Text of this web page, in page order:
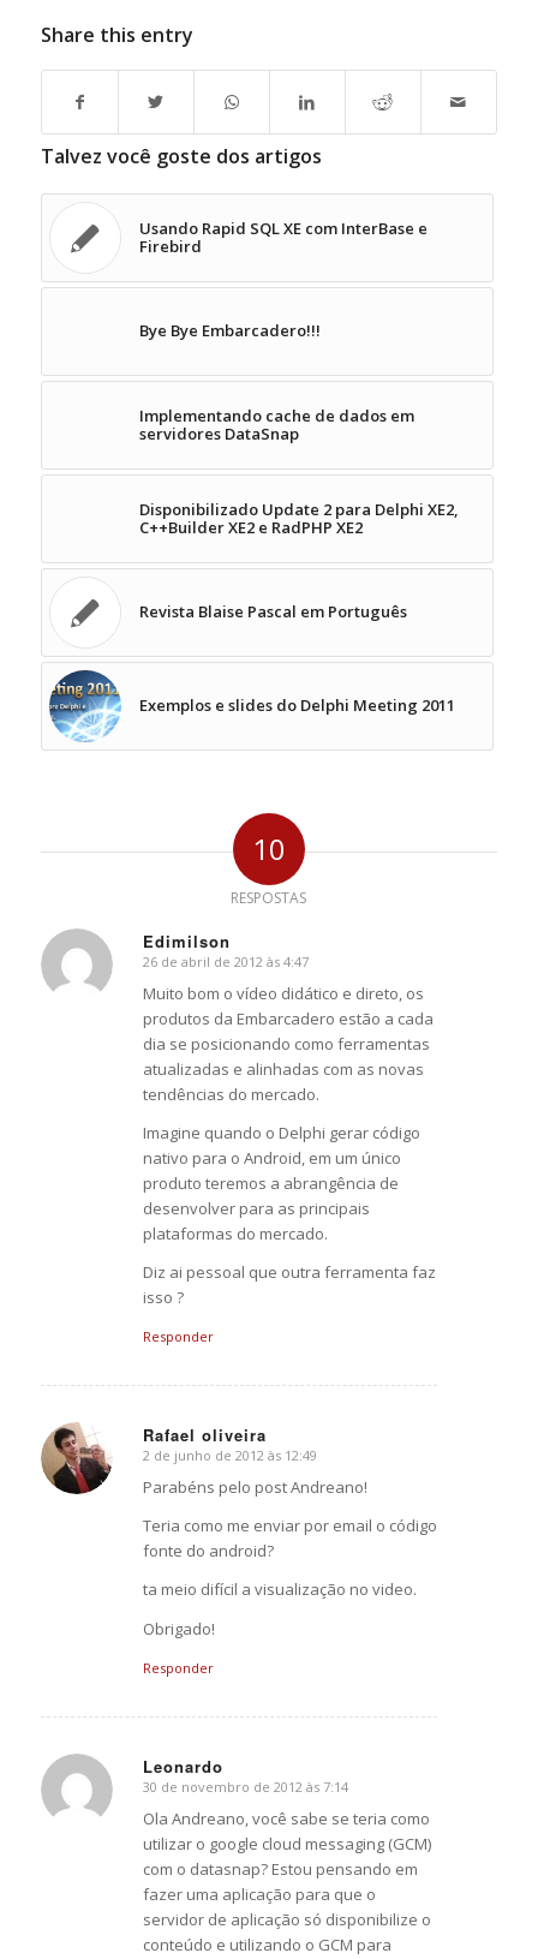
Share this entry
Talvez você goste dos artigos
Usando Rapid SQL XE com InterBase e
Firebird
Bye Bye Embarcadero!!!
Implementando cache de dados em
servidores DataSnap
Disponibilizado Update 2 para Delphi XE2,
C++Builder XE2 e RadPHP XE2
Revista Blaise Pascal em Português
Exemplos e slides do Delphi Meeting 2011
10
RESPOSTAS
Edimilson
says:
26 de abril de 2012 às 4:47
Muito bom o vídeo didático e direto, os
produtos da Embarcadero estão a cada
dia se posicionando como ferramentas
atualizadas e alinhadas com as novas
tendências do mercado.
Imagine quando o Delphi gerar código
nativo para o Android, em um único
produto teremos a abrangência de
desenvolver para as principais
plataformas do mercado.
Diz ai pessoal que outra ferramenta faz
isso ?
Responder
Rafael oliveira
says:
2 de junho de 2012 às 12:49
Parabéns pelo post Andreano!
Teria como me enviar por email o código
fonte do android?
ta meio difícil a visualização no video.
Obrigado!
Responder
Leonardo
says:
30 de novembro de 2012 às 7:14
Ola Andreano, você sabe se teria como
utilizar o google cloud messaging (GCM)
com o datasnap? Estou pensando em
fazer uma aplicação para que o
servidor de aplicação só disponibilize o
conteúdo e utilizando o GCM para